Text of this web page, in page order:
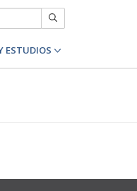
ESTUDIOS